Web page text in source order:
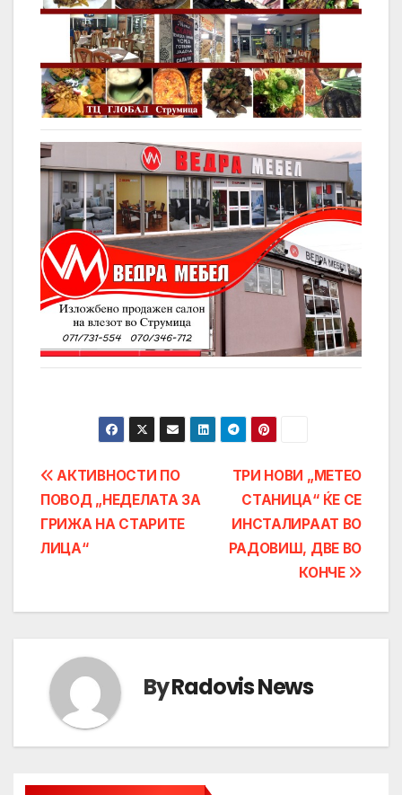
Post
navigation
ТРИ НОВИ „МЕТЕО
СТАНИЦА“ ЌЕ СЕ
ИНСТАЛИРААТ ВО
РАДОВИШ, ДВЕ ВО
КОНЧЕ
АКТИВНОСТИ ПО
ПОВОД „НЕДЕЛАТА ЗА
ГРИЖА НА СТАРИТЕ
ЛИЦА“
ByRadovis News